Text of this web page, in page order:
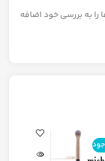
به بررسی خود اضافه